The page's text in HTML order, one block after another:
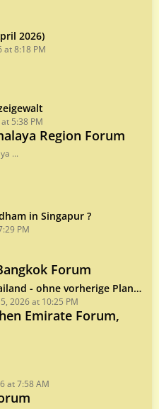
2026)
at 8:18 PM
5:38 PM
Region Forum
...
in Singapur ?
PM
Forum
- ohne vorherige Planung
2026 at 10:25 PM
Emirate Forum,
at 7:58 AM